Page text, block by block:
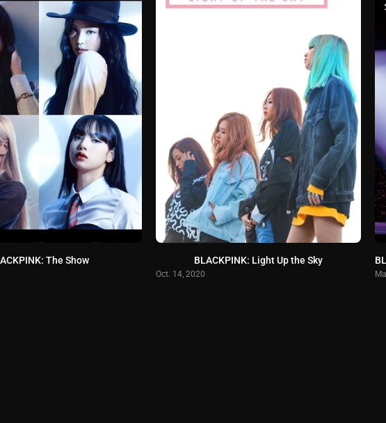
The Show BLACKPINK: Light Up the Sky
Oct. 14, 2020